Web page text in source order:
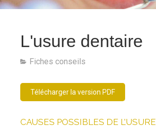
L'usure dentaire
Fiches conseils
Télécharger la version PDF
CAUSES POSSIBLES DE L’USURE